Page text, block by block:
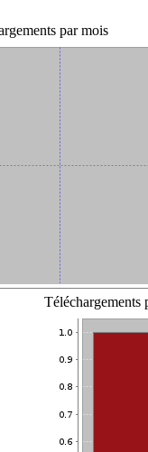
par mois
Téléchargements